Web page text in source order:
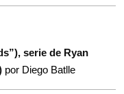
serie de Ryan
por Diego Batlle